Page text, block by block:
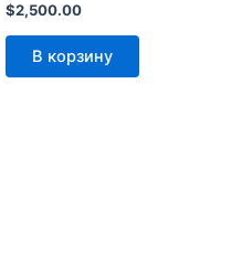
$2,500.00
В корзину